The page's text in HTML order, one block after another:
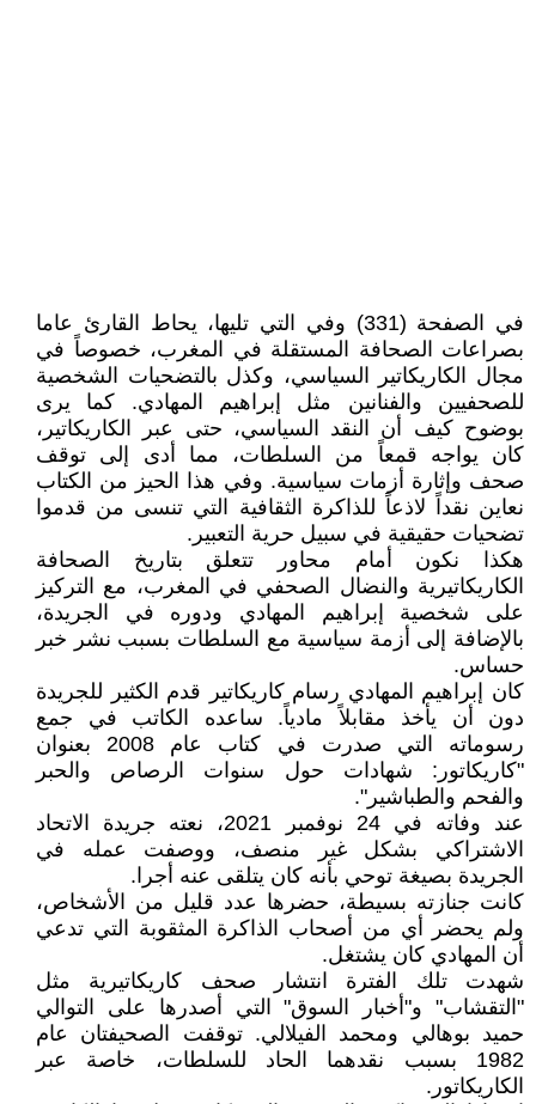
في الصفحة (331) وفي التي تليها، يحاط القارئ عاما
بصراعات الصحافة المستقلة في المغرب، خصوصاً في
مجال الكاريكاتير السياسي، وكذل بالتضحيات الشخصية
للصحفيين والفنانين مثل إبراهيم المهادي. كما يرى
بوضوح كيف أن النقد السياسي، حتى عبر الكاريكاتير،
كان يواجه قمعاً من السلطات، مما أدى إلى توقف
صحف وإثارة أزمات سياسية. وفي هذا الحيز من الكتاب
نعاين نقداً لاذعاً للذاكرة الثقافية التي تنسى من قدموا
تضحيات حقيقية في سبيل حرية التعبير.
هكذا نكون أمام محاور تتعلق بتاريخ الصحافة
الكاريكاتيرية والنضال الصحفي في المغرب، مع التركيز
على شخصية إبراهيم المهادي ودوره في الجريدة،
بالإضافة إلى أزمة سياسية مع السلطات بسبب نشر خبر
حساس.
كان إبراهيم المهادي رسام كاريكاتير قدم الكثير للجريدة
دون أن يأخذ مقابلاً مادياً. ساعده الكاتب في جمع
رسوماته التي صدرت في كتاب عام 2008 بعنوان
"كاريكاتور: شهادات حول سنوات الرصاص والحبر
والفحم والطباشير".
عند وفاته في 24 نوفمبر 2021، نعته جريدة الاتحاد
الاشتراكي بشكل غير منصف، ووصفت عمله في
الجريدة بصيغة توحي بأنه كان يتلقى عنه أجرا.
كانت جنازته بسيطة، حضرها عدد قليل من الأشخاص،
ولم يحضر أي من أصحاب الذاكرة المثقوبة التي تدعي
أن المهادي كان يشتغل.
شهدت تلك الفترة انتشار صحف كاريكاتيرية مثل
"التقشاب" و"أخبار السوق" التي أصدرها على التوالي
حميد بوهالي ومحمد الفيلالي. توقفت الصحيفتان عام
1982 بسبب نقدهما الحاد للسلطات، خاصة عبر
الكاريكاتور.